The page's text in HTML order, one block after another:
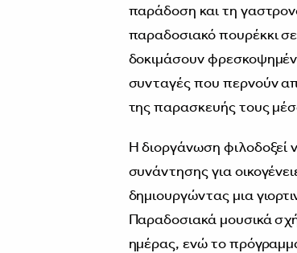
παράδοση και τη
παραδοσιακό πουρέκκι
δοκιμάσουν
συνταγές που περνούν
της παρασκευής τους
Η διοργάνωση φιλοδοξεί
συνάντησης για
δημιουργώντας μια
Παραδοσιακά μουσικά
ημέρας, ενώ το